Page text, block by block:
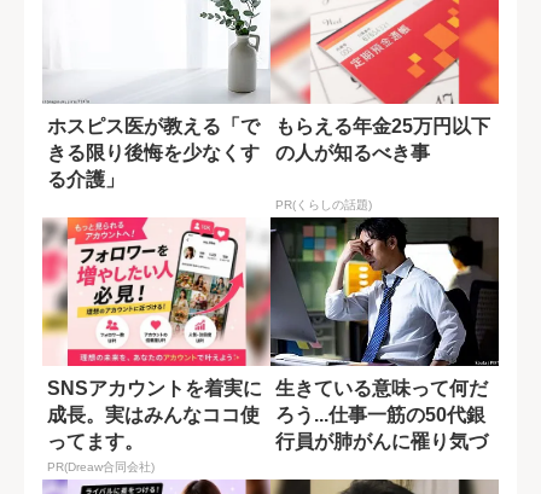
ホスピス医が教える「で
きる限り後悔を少なくす
る介護」
もらえる年金25万円以下
の人が知るべき事
PR(くらしの話題)
SNSアカウントを着実に
成長。実はみんなココ使
ってます。
PR(Dreaw合同会社)
生きている意味って何だ
ろう...仕事一筋の50代銀
行員が肺がんに罹り気づ